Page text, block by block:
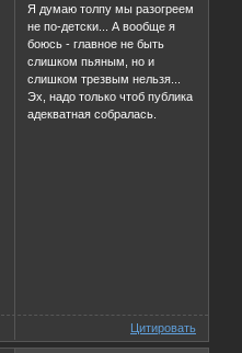
Я думаю толпу мы разогреем
не по-детски... А вообще я
боюсь - главное не быть
слишком пьяным, но и
слишком трезвым нельзя...
Эх, надо только чтоб публика
адекватная собралась.
Цитировать